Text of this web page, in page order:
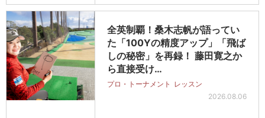
全英制覇！桑木志帆が語ってい
た「100Yの精度アップ」「飛ば
しの秘密」を再録！ 藤田寛之か
ら直接受け…
プロ・トーナメント レッスン
2026.08.06